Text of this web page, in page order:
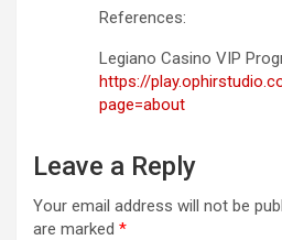
References:
Legiano Casino VIP
https://
page=about
Leave a Reply
Your email address will not be
are marked *